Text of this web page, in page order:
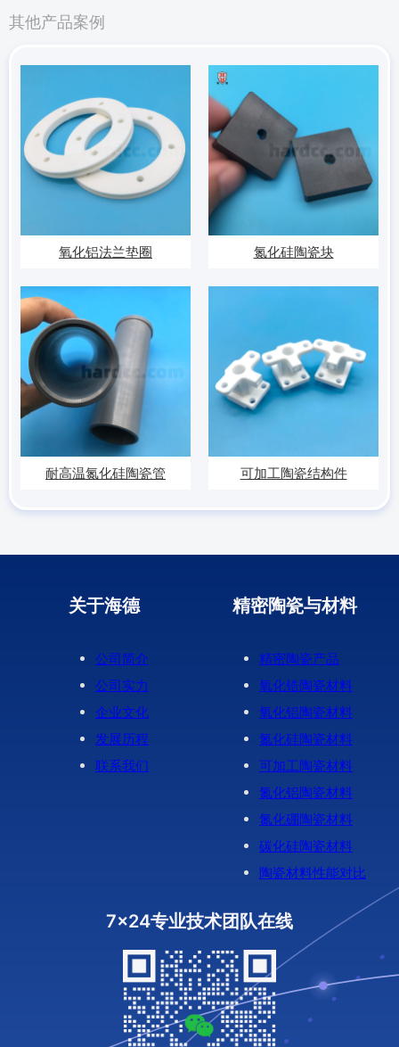
其他产品案例
氧化铝法兰垫圈 氮化硅陶瓷块
耐高温氮化硅陶瓷管 可加工陶瓷结构件
关于海德
公司简介
公司实力
企业文化
发展历程
联系我们
精密陶瓷与材料
精密陶瓷产品
氧化锆陶瓷材料
氧化铝陶瓷材料
氮化硅陶瓷材料
可加工陶瓷材料
氮化铝陶瓷材料
氮化硼陶瓷材料
碳化硅陶瓷材料
陶瓷材料性能对比
7x24专业技术团队在线